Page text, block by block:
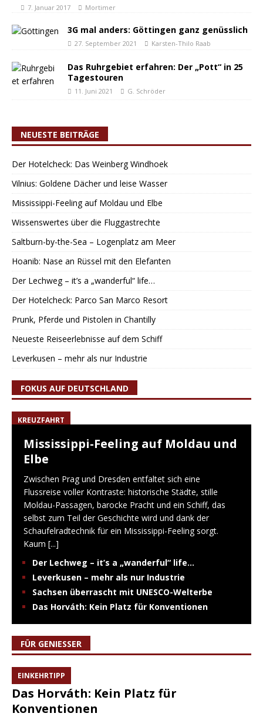
7. Januar 2017 Mortimer
3G mal anders: Göttingen ganz genüsslich
27. September 2021 Karsten-Thilo Raab
Das Ruhrgebiet erfahren: Der „Pott“ in 25
Tagestouren
11. Juni 2021 G. Schröder
NEUESTE BEITRÄGE
Der Hotelcheck: Das Weinberg Windhoek
Vilnius: Goldene Dächer und leise Wasser
Mississippi-Feeling auf Moldau und Elbe
Wissenswertes über die Fluggastrechte
Saltburn-by-the-Sea – Logenplatz am Meer
Hoanib: Nase an Rüssel mit den Elefanten
Der Lechweg – it’s a „wanderful“ life…
Der Hotelcheck: Parco San Marco Resort
Prunk, Pferde und Pistolen in Chantilly
Neueste Reiseerlebnisse auf dem Schiff
Leverkusen – mehr als nur Industrie
FOKUS AUF DEUTSCHLAND
KREUZFAHRT
Mississippi-Feeling auf Moldau und
Elbe
Zwischen Prag und Dresden entfaltet sich eine
Flussreise voller Kontraste: historische Städte, stille
Moldau-Passagen, barocke Pracht und ein Schiff, das
selbst zum Teil der Geschichte wird und dank der
Schaufelradtechnik für ein Mississippi-Feeling sorgt.
Kaum [...]
Der Lechweg – it’s a „wanderful“ life…
Leverkusen – mehr als nur Industrie
Sachsen überrascht mit UNESCO-Welterbe
Das Horváth: Kein Platz für Konventionen
FÜR GENIESSER
EINKEHRTIPP
Das Horváth: Kein Platz für
Konventionen